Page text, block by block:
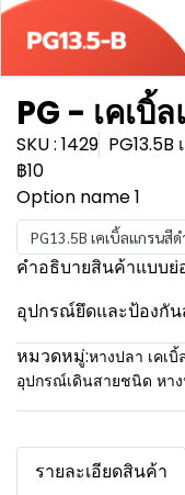
PG - เคเบิ้
SKU : 1429 PG13.5B
฿10
Option name 1
PG13.5B เคเบิ้ลแกรนสีด
คำอธิบายสินค้าแบบย่
อุปกรณ์ยึดและป้องกัน
หมวดหมู่:หางปลา เคเ
อุปกรณ์เดินสายชนิด หา
รายละเอียดสินค้า